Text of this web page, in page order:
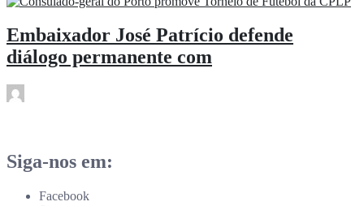
Embaixador José Patrício defende
diálogo permanente com
Siga-nos em:
Facebook